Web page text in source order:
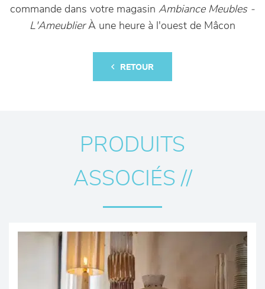
commande dans votre magasin Ambiance Meubles -
L'AmeublierÀ une heure à l'ouest de Mâcon
RETOUR
PRODUITS
ASSOCIÉS //